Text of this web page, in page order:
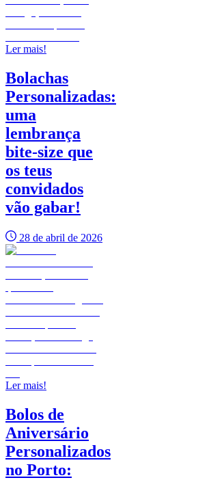
Ler mais!
Bolachas
Personalizadas:
uma
lembrança
bite-size que
os teus
convidados
vão gabar!
28 de abril de 2026
Ler mais!
Bolos de
Aniversário
Personalizados
no Porto: